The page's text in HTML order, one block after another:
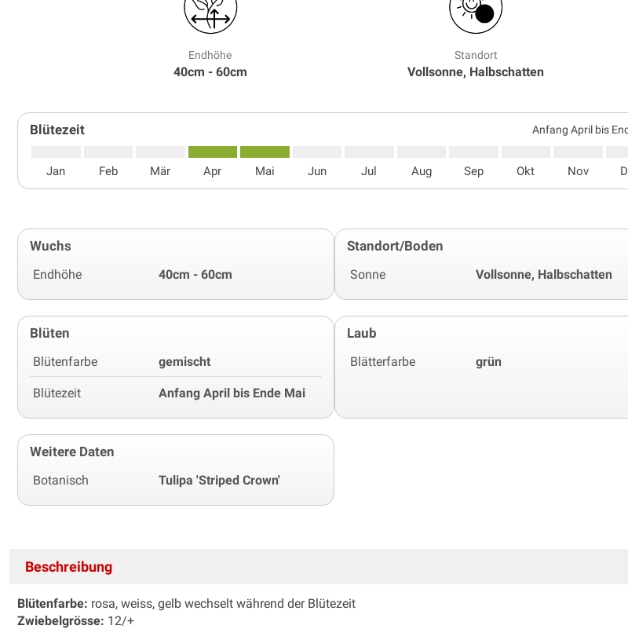
Endhöhe
40cm - 60cm
Standort
Vollsonne, Halbschatten
Blütezeit Anfang April bis
Jan Feb Mär Apr Mai Jun Jul Aug Sep Okt Nov
Wuchs
Endhöhe 40cm - 60cm
Standort/Boden
Sonne Vollsonne, Halbschatten
Blüten
Blütenfarbe gemischt
Blütezeit Anfang April bis Ende Mai
Laub
Blätterfarbe grün
Weitere Daten
Botanisch Tulipa 'Striped Crown'
Beschreibung
Blütenfarbe: rosa, weiss, gelb wechselt während der Blütezeit
Zwiebelgrösse: 12/+